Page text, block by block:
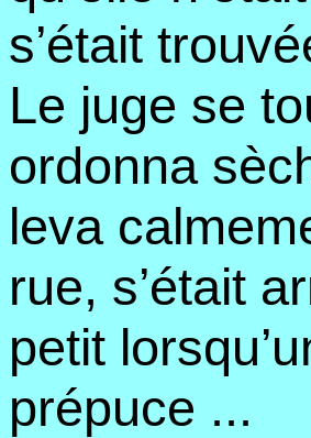
s’était
Le juge se
ordonna
leva
rue, s’était
petit
prépuce ...